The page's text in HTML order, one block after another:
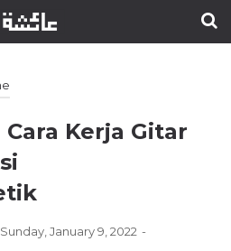
Kerja Gitar
Sunday, January 9, 2022